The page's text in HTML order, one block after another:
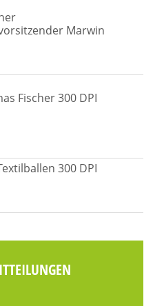
Marwin
Fischer 300 DPI
300 DPI